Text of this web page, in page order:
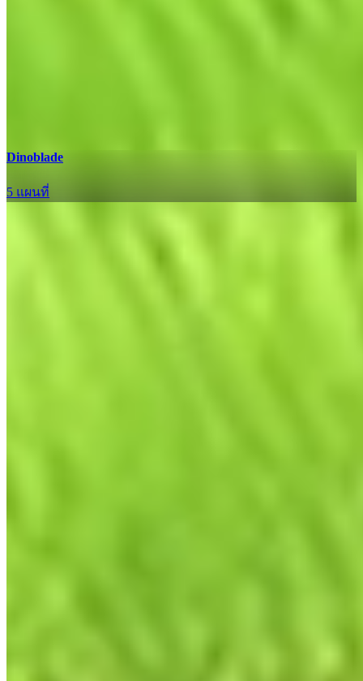
Dinoblade
5 แผนที่